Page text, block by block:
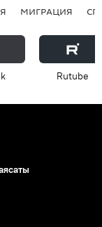
МИГРАЦИЯ
Rutube